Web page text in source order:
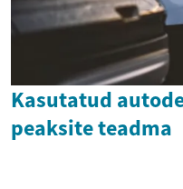
Kasutatud
peaksite teadma